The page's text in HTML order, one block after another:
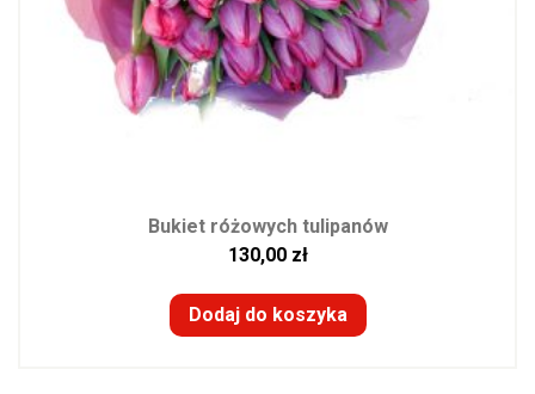
Bukiet różowych tulipanów
130,00 zł
Dodaj do koszyka